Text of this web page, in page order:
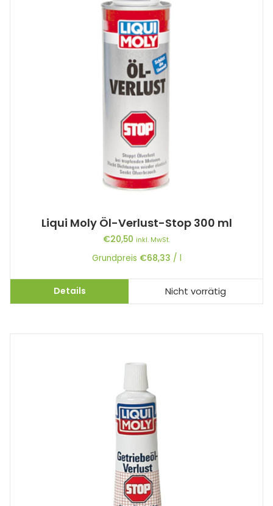
Liqui Moly Öl-Verlust-Stop 300 ml
€20,50 inkl. MwSt.
Grundpreis €68,33 / l
Details Nicht vorrätig